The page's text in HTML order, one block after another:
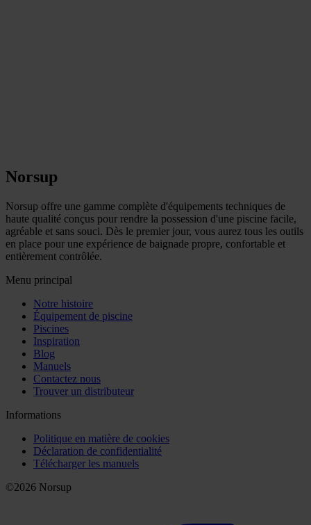
Norsup
Norsup offre une gamme complète d'équipements techniques de
haute qualité conçus pour rendre la possession d'une piscine facile,
agréable et sans souci. Dès le premier jour, vous aurez tous les outils
en place pour une expérience de baignade propre, confortable et
entièrement contrôlée.
Menu principal
Notre histoire
Équipement de piscine
Piscines
Inspiration
Blog
Manuels
Contactez nous
Trouver un distributeur
Informations
Politique en matière de cookies
Déclaration de confidentialité
Télécharger les manuels
©2026 Norsup